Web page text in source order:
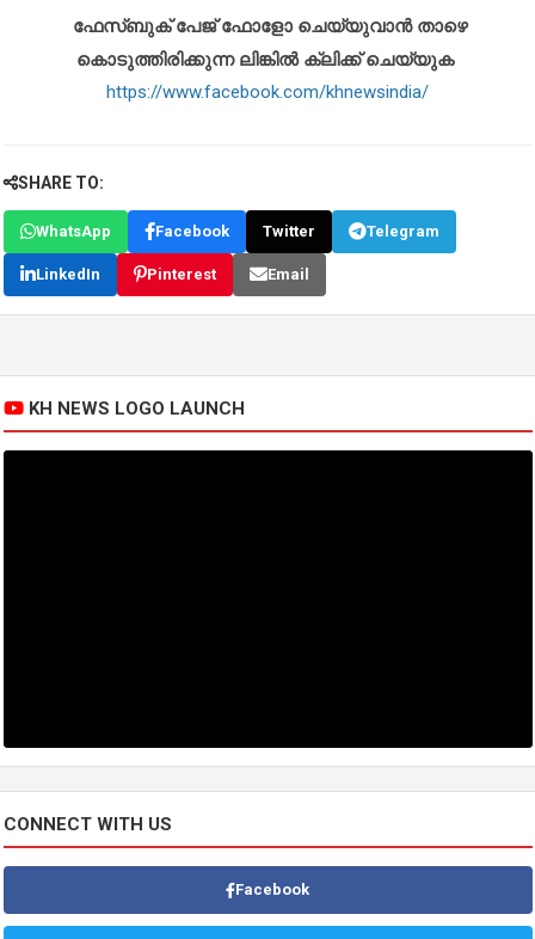
ഫേസ്ബുക് പേജ് ഫോളോ ചെയ്യുവാൻ താഴെ
കൊടുത്തിരിക്കുന്ന ലിങ്കിൽ ക്ലിക്ക് ചെയ്യുക
https://www.facebook.com/khnewsindia/
SHARE TO:
WhatsApp Facebook Twitter Telegram
LinkedIn Pinterest Email
KH NEWS LOGO LAUNCH
CONNECT WITH US
Facebook